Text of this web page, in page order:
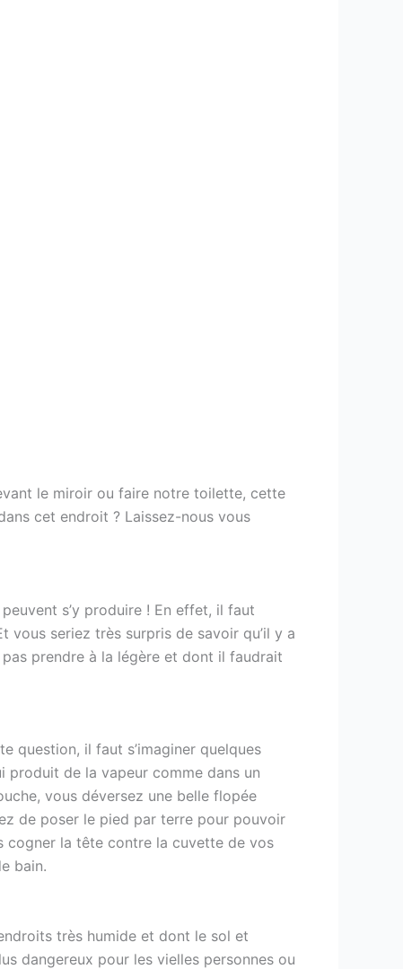
le miroir ou faire notre toilette, cette
cet endroit ? Laissez-nous vous
s’y produire ! En effet, il faut
vous seriez très surpris de savoir qu’il y a
pas prendre à la légère et dont il faudrait
question, il faut s’imaginer quelques
produit de la vapeur comme dans un
vous déversez une belle flopée
de poser le pied par terre pour pouvoir
cogner la tête contre la cuvette de vos
bain.
très humide et dont le sol et
dangereux pour les vielles personnes ou